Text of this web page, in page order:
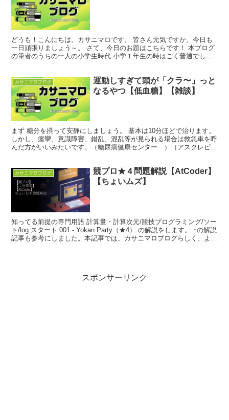
どうも！こんにちは。カサニマロです。 皆さん元気ですか。今日も
一日頑張りましょう～。 さて、今日のお題はこちらです！ 本ブログ
の筆者のうちの一人の小学生時代 小学１年生の時はごく普通でし
カサニマロブログ
運動しすぎて頭が「クラ〜」っと
なるやつ【低血糖】【雑談】
まず 糖分を摂って安静にしましょう。 基本は10分ほどで治ります。
しかし、痙攣、意識障害、錯乱、混乱等が見られる場合は救急車を呼
んだ方がいいみたいです。（糖尿病健康センター ）（アスクレピオ
カサニマロブログ
競プロ★４問題解説【AtCoder】
【ちょいムズ】
知ってる前提の専門用語 計算量・計算次元/競技プログラミング/ソー
ト/log スタート 001 - Yokan Party（★4） の解説をします。 ↑の解説
記事も参考にしました。本記事では、カサニマロブログらしく、より
スポンサーリンク